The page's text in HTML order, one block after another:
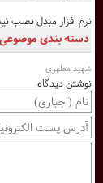
نرم افزار مبدل نصب
دسته بندی
شهید مطهری
نوشتن دیدگاه